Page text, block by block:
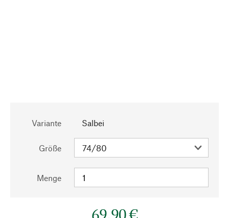
Variante Salbei
Größe
Menge